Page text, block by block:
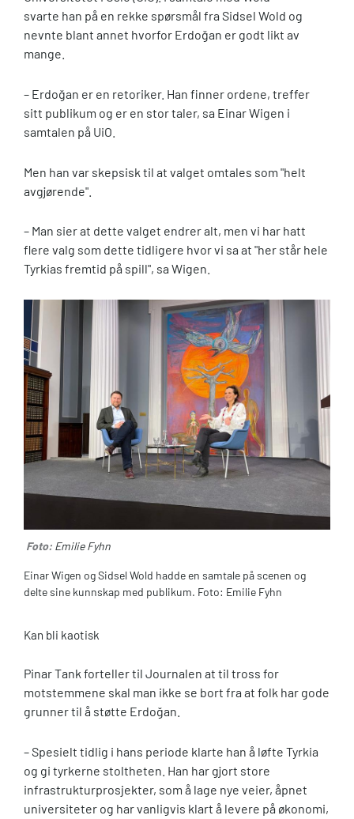
svarte han på en rekke spørsmål fra Sidsel Wold og
nevnte blant annet hvorfor Erdoğan er godt likt av
mange.
– Erdoğan er en retoriker. Han finner ordene, treffer
sitt publikum og er en stor taler, sa Einar Wigen i
samtalen på UiO.
Men han var skepsisk til at valget omtales som "helt
avgjørende".
– Man sier at dette valget endrer alt, men vi har hatt
flere valg som dette tidligere hvor vi sa at "her står hele
Tyrkias fremtid på spill", sa Wigen.
Foto: Emilie Fyhn
Einar Wigen og Sidsel Wold hadde en samtale på scenen og
delte sine kunnskap med publikum. Foto: Emilie Fyhn
Kan bli kaotisk
Pinar Tank forteller til Journalen at til tross for
motstemmene skal man ikke se bort fra at folk har gode
grunner til å støtte Erdoğan.
– Spesielt tidlig i hans periode klarte han å løfte Tyrkia
og gi tyrkerne stoltheten. Han har gjort store
infrastrukturprosjekter, som å lage nye veier, åpnet
universiteter og har vanligvis klart å levere på økonomi,